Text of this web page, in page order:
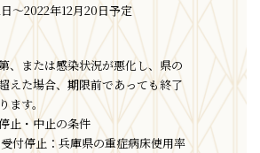
～2022年12月20日予定
、または感染状況が悪化し、県の
えた場合、期限前であっても終了
ます。
止・中止の条件
付停止：兵庫県の重症病床使用率